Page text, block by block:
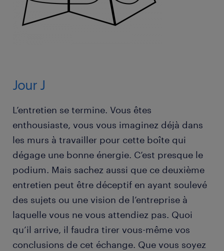
Jour J
L’entretien se termine. Vous êtes
enthousiaste, vous vous imaginez déjà dans
les murs à travailler pour cette boîte qui
dégage une bonne énergie. C’est presque le
podium. Mais sachez aussi que ce deuxième
entretien peut être déceptif en ayant soulevé
des sujets ou une vision de l’entreprise à
laquelle vous ne vous attendiez pas. Quoi
qu’il arrive, il faudra tirer vous-même vos
conclusions de cet échange. Que vous soyez